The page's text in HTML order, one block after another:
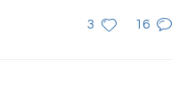
3 16